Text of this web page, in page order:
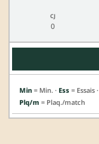
0
Min = Min. · Ess = Essais ·
Plq/m = Plaq./match